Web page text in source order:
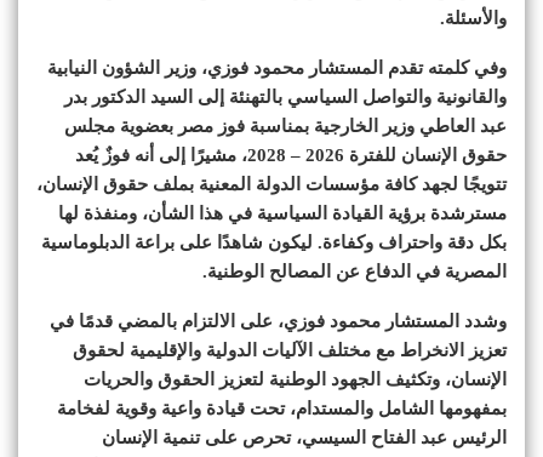
والأسئلة.
وفي كلمته تقدم المستشار محمود فوزي، وزير الشؤون النيابية
والقانونية والتواصل السياسي بالتهنئة إلى السيد الدكتور بدر
عبد العاطي وزير الخارجية بمناسبة فوز مصر بعضوية مجلس
حقوق الإنسان للفترة 2026 – 2028، مشيرًا إلى أنه فوزٌ يُعد
تتويجًا لجهد كافة مؤسسات الدولة المعنية بملف حقوق الإنسان،
مسترشدة برؤية القيادة السياسية في هذا الشأن، ومنفذة لها
بكل دقة واحتراف وكفاءة. ليكون شاهدًا على براعة الدبلوماسية
المصرية في الدفاع عن المصالح الوطنية.
وشدد المستشار محمود فوزي، على الالتزام بالمضي قدمًا في
تعزيز الانخراط مع مختلف الآليات الدولية والإقليمية لحقوق
الإنسان، وتكثيف الجهود الوطنية لتعزيز الحقوق والحريات
بمفهومها الشامل والمستدام، تحت قيادة واعية وقوية لفخامة
الرئيس عبد الفتاح السيسي، تحرص على تنمية الإنسان